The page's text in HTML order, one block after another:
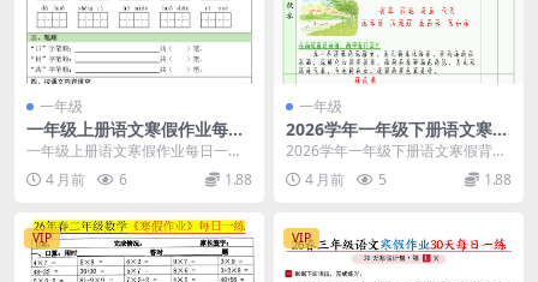
一年级
一年级上册语文寒假作业每日
一练（共20天）打卡练习电子
版
一年级上册语文寒假作业每日一练
方案 为了帮助孩子度过一个充实的
假期，巩固上学期所...
4 月前 6 1.88
一年级
2026学年一年级下册语文寒假
背诵默写表（10页高清预习
版）
2026学年一年级下册语文寒假背诵
默写预习指南 为了让孩子在开学之
初就能领先一步...
4 月前 5 1.88
VIP VIP